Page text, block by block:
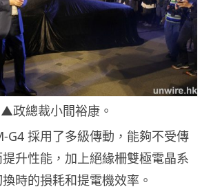
▲政總裁小間裕康。
G4 採用了多級傳動，能夠不受傳
升性能，加上絕緣柵雙極電晶系
時的損耗和提電機效率。